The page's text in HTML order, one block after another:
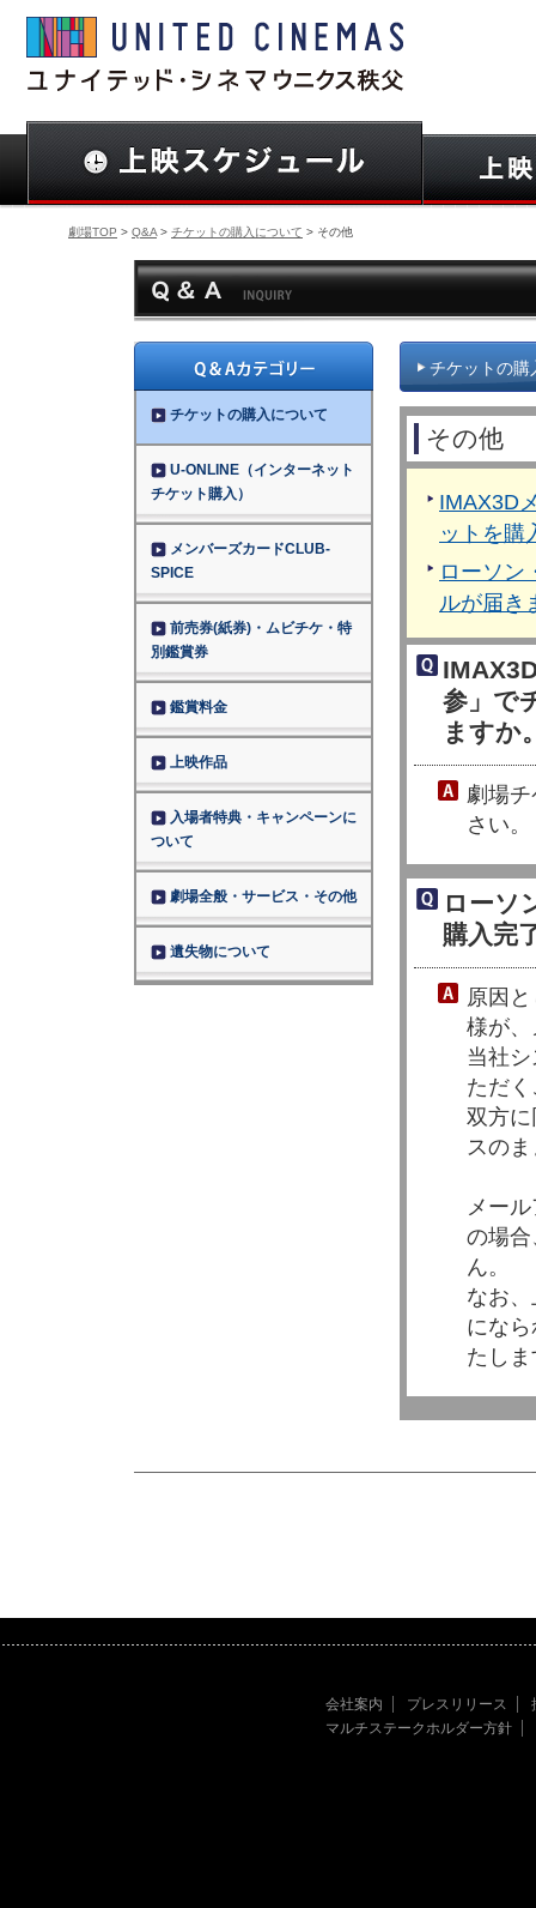
劇場TOP > Q&A > チケットの購入について > その他
チケットの購
その他
IMAX3D
ットを購
ローソン
ルが届き
参」で
ますか
劇場
さい。
ローソ
購入完
原因
様が
当社
ただ
双方
スの
メー
の場
ん。
なお
にな
たし
チケットの購入について
U-ONLINE（インターネット
チケット購入）
メンバーズカードCLUB-
SPICE
前売券(紙券)・ムビチケ・特
別鑑賞券
鑑賞料金
上映作品
入場者特典・キャンペーンに
ついて
劇場全般・サービス・その他
遺失物について
会社案内 プレスリリース
マルチステークホルダー方針